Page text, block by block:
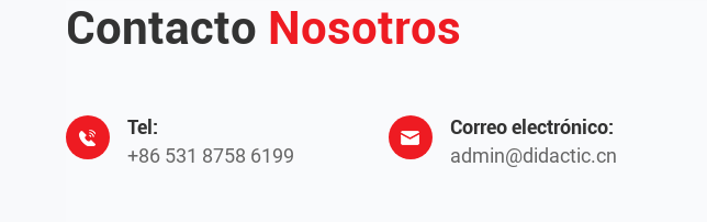
Contacto Nosotros
Tel:
+86 531 8758 6199
Correo electrónico:
admin@didactic.cn